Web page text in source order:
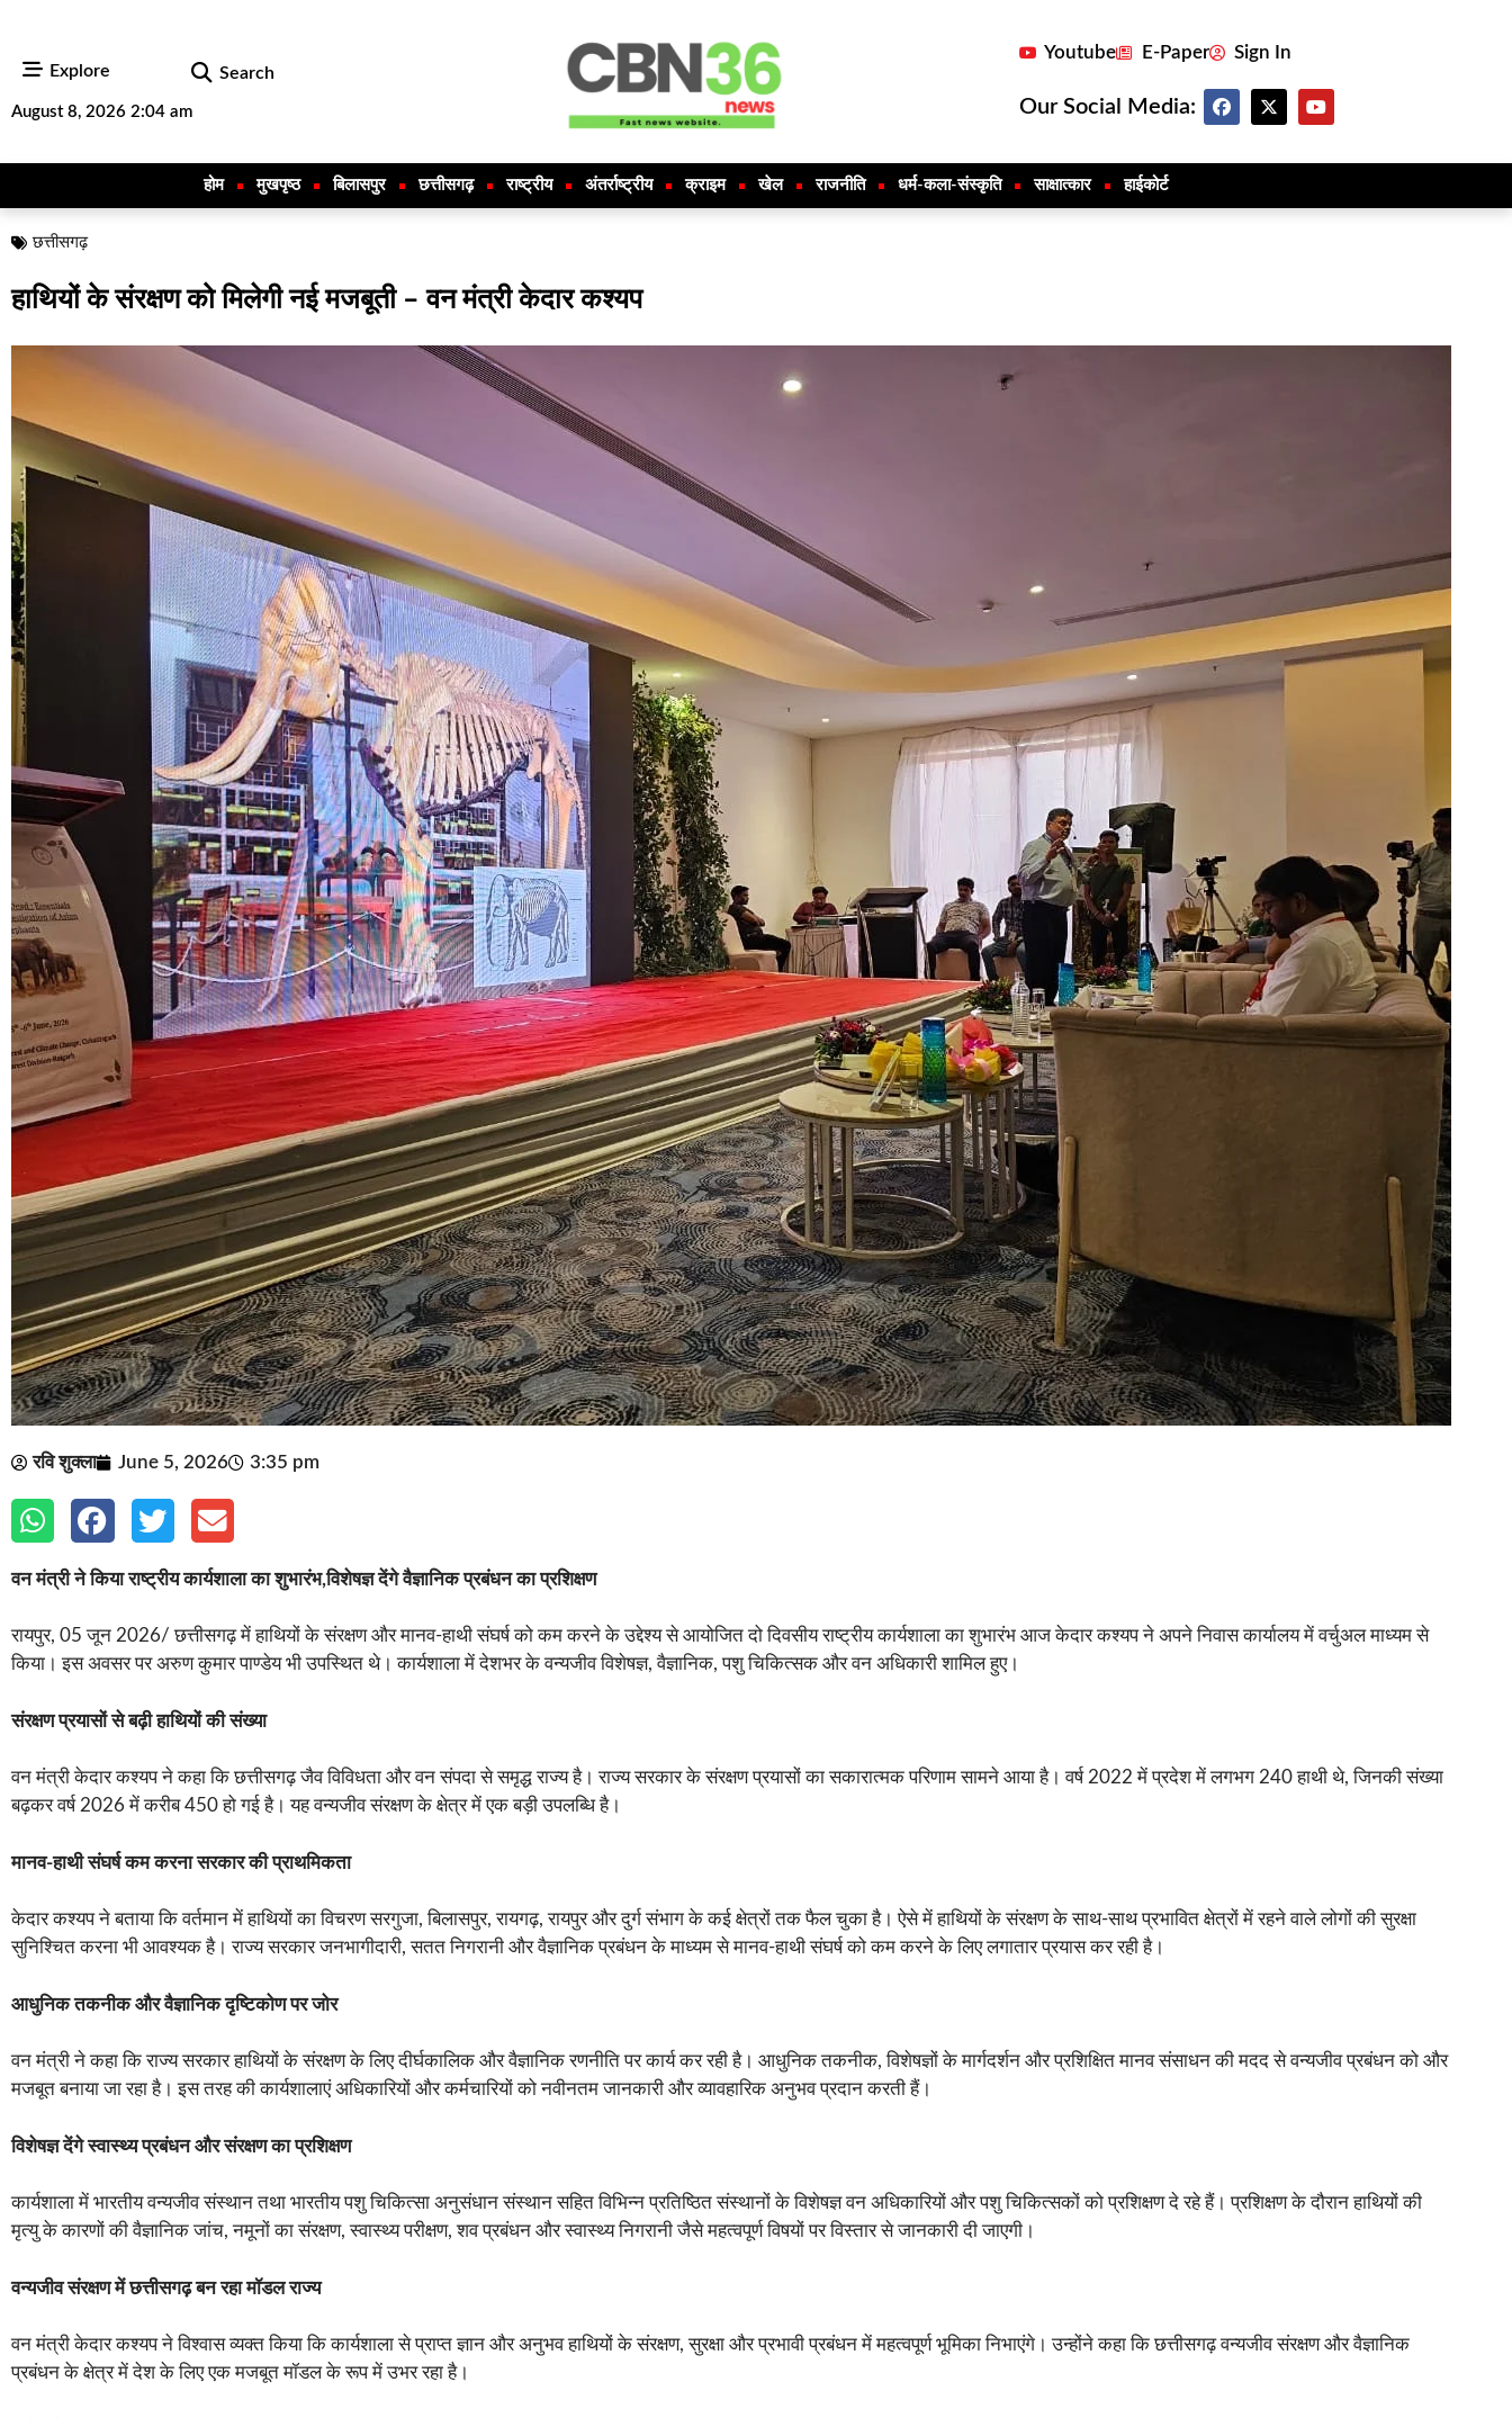
Explore Search
August 8, 2026 2:04 am
Youtube E-Paper Sign In
Our Social Media:
होम मुखपृष्ठ बिलासपुर छत्तीसगढ़ राष्ट्रीय अंतर्राष्ट्रीय क्राइम खेल राजनीति धर्म-कला-संस्कृति साक्षात्कार हाईकोर्ट
छत्तीसगढ़
हाथियों के संरक्षण को मिलेगी नई मजबूती – वन मंत्री केदार कश्यप
रवि शुक्ला June 5, 2026 3:35 pm
वन मंत्री ने किया राष्ट्रीय कार्यशाला का शुभारंभ,विशेषज्ञ देंगे वैज्ञानिक प्रबंधन का प्रशिक्षण
रायपुर, 05 जून 2026/ छत्तीसगढ़ में हाथियों के संरक्षण और मानव-हाथी संघर्ष को कम करने के उद्देश्य से आयोजित दो दिवसीय राष्ट्रीय कार्यशाला का शुभारंभ आज केदार कश्यप ने अपने निवास कार्यालय में वर्चुअल माध्यम से
किया। इस अवसर पर अरुण कुमार पाण्डेय भी उपस्थित थे। कार्यशाला में देशभर के वन्यजीव विशेषज्ञ, वैज्ञानिक, पशु चिकित्सक और वन अधिकारी शामिल हुए।
संरक्षण प्रयासों से बढ़ी हाथियों की संख्या
वन मंत्री केदार कश्यप ने कहा कि छत्तीसगढ़ जैव विविधता और वन संपदा से समृद्ध राज्य है। राज्य सरकार के संरक्षण प्रयासों का सकारात्मक परिणाम सामने आया है। वर्ष 2022 में प्रदेश में लगभग 240 हाथी थे, जिनकी संख्या
बढ़कर वर्ष 2026 में करीब 450 हो गई है। यह वन्यजीव संरक्षण के क्षेत्र में एक बड़ी उपलब्धि है।
मानव-हाथी संघर्ष कम करना सरकार की प्राथमिकता
केदार कश्यप ने बताया कि वर्तमान में हाथियों का विचरण सरगुजा, बिलासपुर, रायगढ़, रायपुर और दुर्ग संभाग के कई क्षेत्रों तक फैल चुका है। ऐसे में हाथियों के संरक्षण के साथ-साथ प्रभावित क्षेत्रों में रहने वाले लोगों की सुरक्षा
सुनिश्चित करना भी आवश्यक है। राज्य सरकार जनभागीदारी, सतत निगरानी और वैज्ञानिक प्रबंधन के माध्यम से मानव-हाथी संघर्ष को कम करने के लिए लगातार प्रयास कर रही है।
आधुनिक तकनीक और वैज्ञानिक दृष्टिकोण पर जोर
वन मंत्री ने कहा कि राज्य सरकार हाथियों के संरक्षण के लिए दीर्घकालिक और वैज्ञानिक रणनीति पर कार्य कर रही है। आधुनिक तकनीक, विशेषज्ञों के मार्गदर्शन और प्रशिक्षित मानव संसाधन की मदद से वन्यजीव प्रबंधन को और
मजबूत बनाया जा रहा है। इस तरह की कार्यशालाएं अधिकारियों और कर्मचारियों को नवीनतम जानकारी और व्यावहारिक अनुभव प्रदान करती हैं।
विशेषज्ञ देंगे स्वास्थ्य प्रबंधन और संरक्षण का प्रशिक्षण
कार्यशाला में भारतीय वन्यजीव संस्थान तथा भारतीय पशु चिकित्सा अनुसंधान संस्थान सहित विभिन्न प्रतिष्ठित संस्थानों के विशेषज्ञ वन अधिकारियों और पशु चिकित्सकों को प्रशिक्षण दे रहे हैं। प्रशिक्षण के दौरान हाथियों की
मृत्यु के कारणों की वैज्ञानिक जांच, नमूनों का संरक्षण, स्वास्थ्य परीक्षण, शव प्रबंधन और स्वास्थ्य निगरानी जैसे महत्वपूर्ण विषयों पर विस्तार से जानकारी दी जाएगी।
वन्यजीव संरक्षण में छत्तीसगढ़ बन रहा मॉडल राज्य
वन मंत्री केदार कश्यप ने विश्वास व्यक्त किया कि कार्यशाला से प्राप्त ज्ञान और अनुभव हाथियों के संरक्षण, सुरक्षा और प्रभावी प्रबंधन में महत्वपूर्ण भूमिका निभाएंगे। उन्होंने कहा कि छत्तीसगढ़ वन्यजीव संरक्षण और वैज्ञानिक
प्रबंधन के क्षेत्र में देश के लिए एक मजबूत मॉडल के रूप में उभर रहा है।